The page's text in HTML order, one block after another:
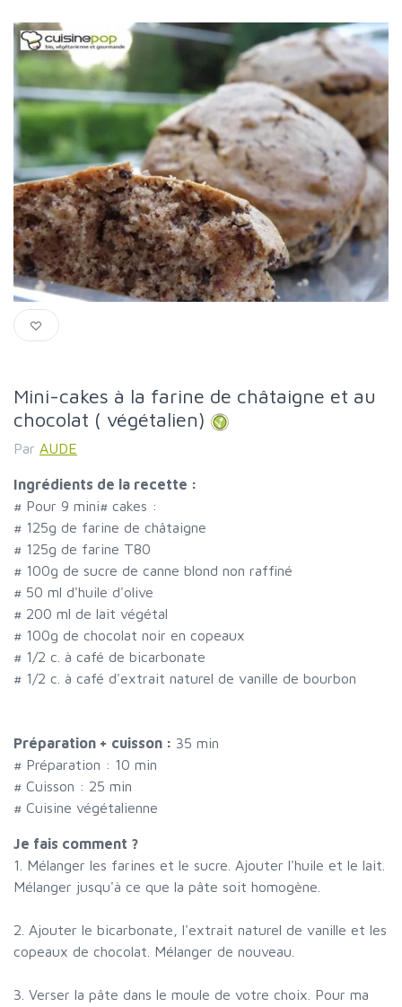
Mini-cakes à la farine de châtaigne et au
chocolat ( végétalien)
Par AUDE
Ingrédients de la recette :
# Pour 9 mini# cakes :
# 125g de farine de châtaigne
# 125g de farine T80
# 100g de sucre de canne blond non raffiné
# 50 ml d'huile d'olive
# 200 ml de lait végétal
# 100g de chocolat noir en copeaux
# 1/2 c. à café de bicarbonate
# 1/2 c. à café d'extrait naturel de vanille de bourbon
Préparation + cuisson : 35 min
# Préparation : 10 min
# Cuisson : 25 min
# Cuisine végétalienne
Je fais comment ?
1. Mélanger les farines et le sucre. Ajouter l'huile et le lait.
Mélanger jusqu'à ce que la pâte soit homogène.
2. Ajouter le bicarbonate, l'extrait naturel de vanille et les
copeaux de chocolat. Mélanger de nouveau.
3. Verser la pâte dans le moule de votre choix. Pour ma